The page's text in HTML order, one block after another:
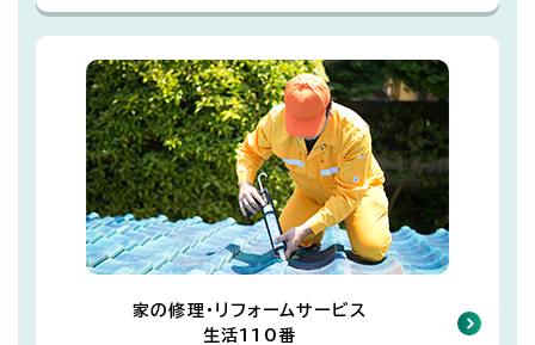
家の修理・リフォームサービス
生活110番